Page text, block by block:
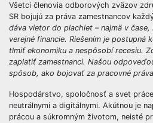
Všetci členovia odborových zväzov
SR bojujú za práva zamestnancov
dáva vietor do plachiet – najmä v
verejné financie. Riešením je postupná
tlmiť ekonomiku a nespôsobí recesiu.
zaplatiť zamestnanci. Našou
spôsob, ako bojovať za pracovné
Hospodárstvo, spoločnosť a svet
neutrálnymi a digitálnymi. Akútnou je
prácou a súkromným životom, neisté